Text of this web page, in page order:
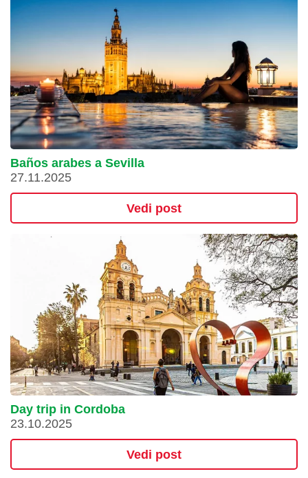
Baños arabes a Sevilla
27.11.2025
Vedi post
Day trip in Cordoba
23.10.2025
Vedi post